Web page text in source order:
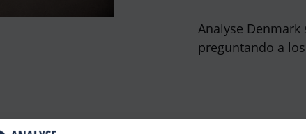
Analyse
preguntando a